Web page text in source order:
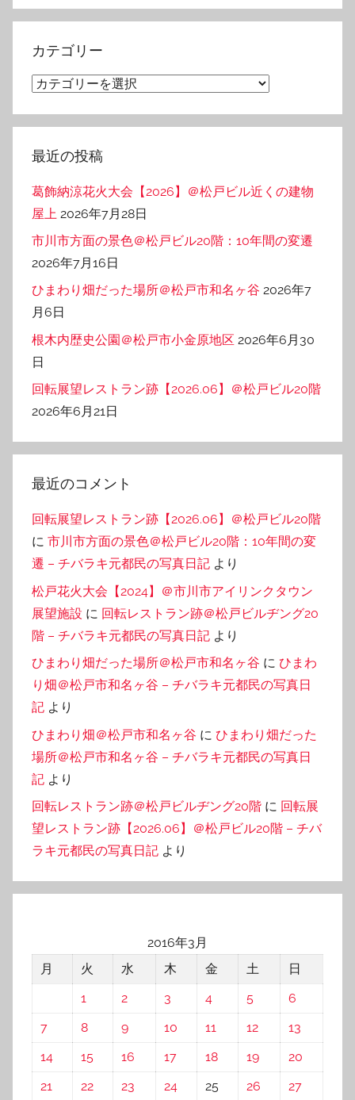
カ
イ
カテゴリー
カ
ゴ
リ
最近の投稿
葛飾納涼花火大会【2026】＠松戸ビル近くの建物
屋上 2026年7月28日
市川市方面の景色＠松戸ビル20階：10年間の変遷
2026年7月16日
ひまわり畑だった場所＠松戸市和名ヶ谷 2026年7
月6日
根木内歴史公園＠松戸市小金原地区 2026年6月30
日
回転展望レストラン跡【2026.06】＠松戸ビル20階
2026年6月21日
最近のコメント
回転展望レストラン跡【2026.06】＠松戸ビル20階
に 市川市方面の景色＠松戸ビル20階：10年間の変
遷 – チバラキ元都民の写真日記 より
松戸花火大会【2024】＠市川市アイリンクタウン
展望施設 に 回転レストラン跡＠松戸ビルヂング20
階 – チバラキ元都民の写真日記 より
ひまわり畑だった場所＠松戸市和名ヶ谷 に ひまわ
り畑＠松戸市和名ヶ谷 – チバラキ元都民の写真日
記 より
ひまわり畑＠松戸市和名ヶ谷 に ひまわり畑だった
場所＠松戸市和名ヶ谷 – チバラキ元都民の写真日
記 より
回転レストラン跡＠松戸ビルヂング20階 に 回転展
望レストラン跡【2026.06】＠松戸ビル20階 – チバ
ラキ元都民の写真日記 より
2016年3月
月
火 水 木 金 土
日
1
2 3 4 5
6
7
8 9 10 11 12
13
14
15 16 17 18 19
20
21
22 23 24 25 26 27